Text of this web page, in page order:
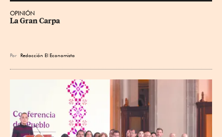
OPINIÓN
La Gran Carpa
Por Redacción El Economista